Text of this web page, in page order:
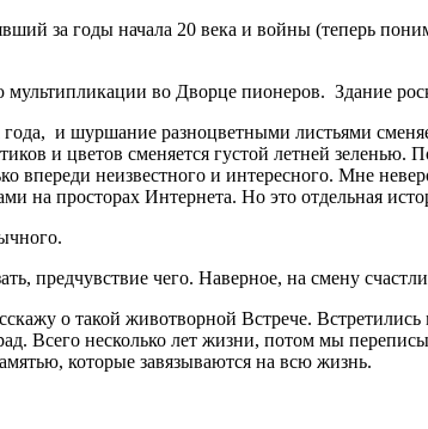
за годы начала 20 века и войны (теперь
мультипликации во Дворце пионеров. Здание
и шуршание разноцветными листьями
и цветов сменяется густой летней
впереди неизвестного и интересного. Мне
на просторах Интернета. Но это отдельная
предчувствие чего. Наверное, на смену
о такой животворной Встрече.
Всего несколько лет жизни, потом мы
которые завязываются на всю жизнь.